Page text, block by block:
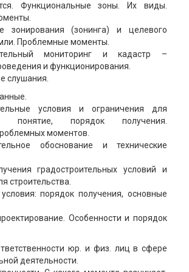
Функциональные зоны. Их виды.
зонирования (зонинга) и целевого
Проблемные моменты.
мониторинг и кадастр –
и функционирования.
слушания.
условия и ограничения для
понятие, порядок получения.
моментов.
обоснование и технические
градостроительных условий и
строительства.
порядок получения, основные
Особенности и порядок
юр. и физ. лиц в сфере
деятельности.